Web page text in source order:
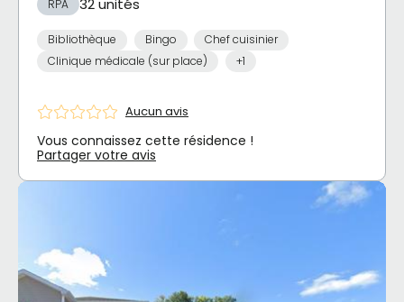
RPA 32 unités
Bibliothèque Bingo
Chef cuisinier
Clinique médicale (sur place)
+1
Aucun avis
Vous connaissez cette résidence !
Partager votre avis